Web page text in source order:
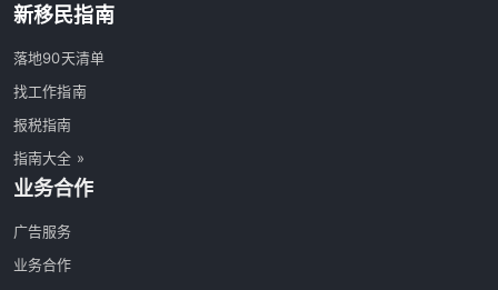
新移民指南
落地90天清单
找工作指南
报税指南
指南大全 »
业务合作
广告服务
业务合作